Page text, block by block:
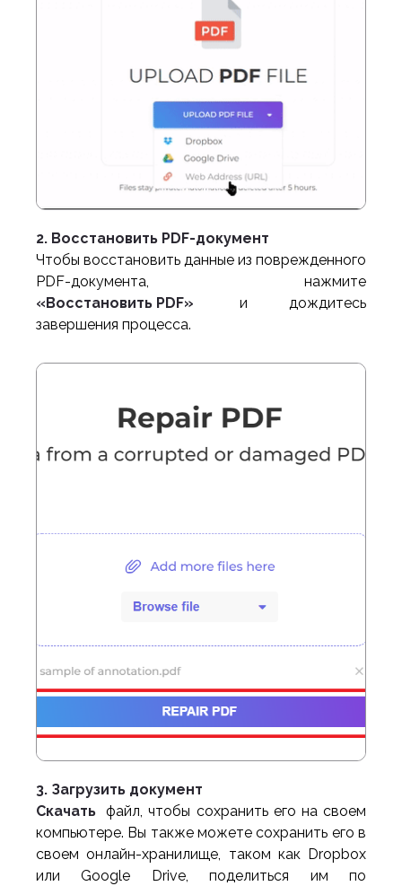
2. Восстановить PDF-документ
Чтобы восстановить данные из поврежденного
PDF-документа, нажмите
«Восстановить PDF»
и дождитесь
завершения процесса.
3. Загрузить документ
Скачать файл, чтобы сохранить его на своем
компьютере. Вы также можете сохранить его в
своем онлайн-хранилище, таком как Dropbox
или Google Drive, поделиться им по